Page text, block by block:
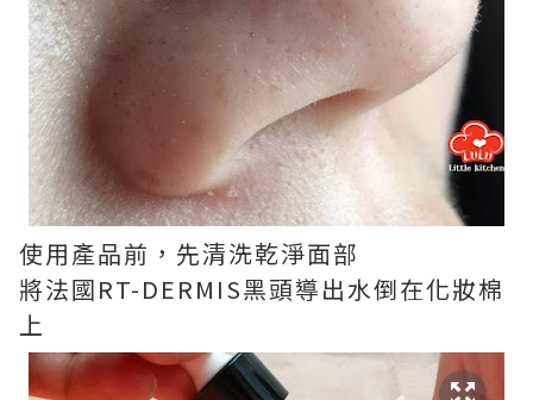
使用產品前，先清洗乾淨面部
將法國RT-DERMIS黑頭導出水倒在化妝棉
上